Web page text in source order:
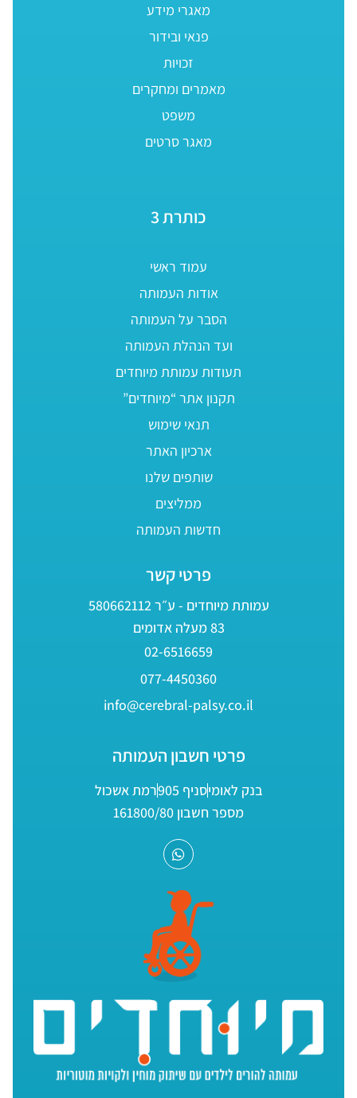
מאגרי מידע
פנאי ובידור
זכויות
מאמרים ומחקרים
משפט
מאגר סרטים
כותרת 3
עמוד ראשי
אודות העמותה
הסבר על העמותה
ועד הנהלת העמותה
תעודות עמותת מיוחדים
תקנון אתר “מיוחדים”
תנאי שימוש
ארכיון האתר
שותפים שלנו
ממליצים
חדשות העמותה
פרטי קשר
עמותת מיוחדים - ע״ר 580662112
83 מעלה אדומים
02-6516659
077-4450360
info@cerebral-palsy.co.il
פרטי חשבון העמותה
בנק לאומיסניף 905
רמת אשכול
מספר חשבון 161800/80